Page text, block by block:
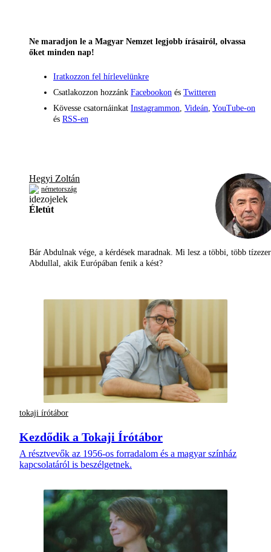
Ne maradjon le a Magyar Nemzet legjobb írásairól, olvassa
őket minden nap!
Iratkozzon fel hírlevelünkre
Csatlakozzon hozzánk Facebookon és Twitteren
Kövesse csatornáinkat Instagrammon, Videán, YouTube-on
és RSS-en
Hegyi Zoltán
németország
Életút
Bár Abdulnak vége, a kérdések maradnak. Mi lesz a többi, több tízezer
Abdullal, akik Európában fenik a kést?
tokaji írótábor
Kezdődik a Tokaji Írótábor
A résztvevők az 1956-os forradalom és a magyar színház
kapcsolatáról is beszélgetnek.